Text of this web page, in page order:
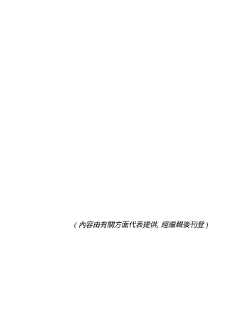
( 內容由有關方面代表提供, 經編輯後刊登 )